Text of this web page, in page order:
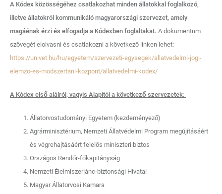
A Kódex közösségéhez csatlakozhat minden állatokkal foglalkozó,
illetve állatokról kommunikáló magyarországi szervezet, amely
magáénak érzi és elfogadja a Kódexben foglaltakat. A dokumentum
szövegét elolvasni és csatlakozni a következő linken lehet:
https://univet.hu/hu/egyetem/szervezeti-egysegek/allatvedelmi-jogi-
elemzo-es-modszertani-kozpont/allatvedelmi-kodex/
A Kódex első aláírói, vagyis Alapítói a következő szervezetek:
Állatorvostudományi Egyetem (kezdeményező)
Agrárminisztérium, Nemzeti Állatvédelmi Program megújításáért
és végrehajtásáért felelős miniszteri biztos
Országos Rendőr-főkapitányság
Nemzeti Élelmiszerlánc-biztonsági Hivatal
Magyar Állatorvosi Kamara